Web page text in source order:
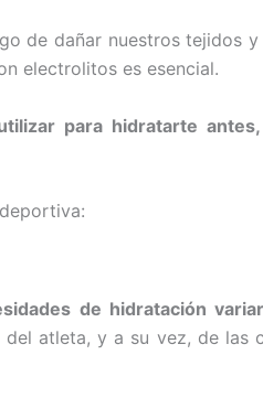
de dañar nuestros tejidos y
electrolitos es esencial.
para hidratarte
de hidratación
atleta, y a su vez, de las